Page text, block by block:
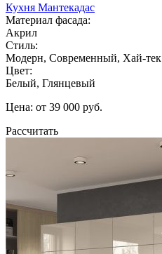
Кухня Мантекадас
Материал фасада:
Акрил
Стиль:
Модерн, Современный, Хай-тек
Цвет:
Белый, Глянцевый
Цена: от 39 000 руб.
Рассчитать